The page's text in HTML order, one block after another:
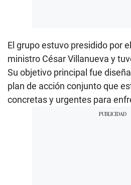
El grupo estuvo presidido por
ministro César Villanueva y
Su objetivo principal fue
plan de acción conjunto que
concretas y urgentes para